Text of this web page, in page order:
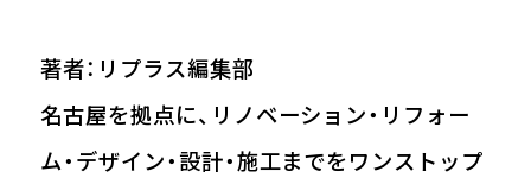
著者：リプラス編集部
名古屋を拠点に、リノベーション・リフォー
ム・デザイン・設計・施工までをワンストップ